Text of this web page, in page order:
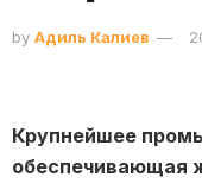
by Адиль Калиев
Крупнейшее
обеспечивающая